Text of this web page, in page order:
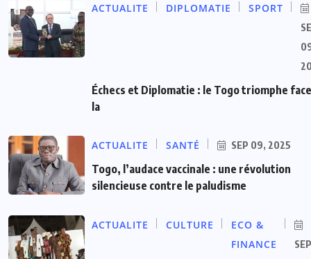
ACTUALITE DIPLOMATIE SPORT
Échecs et Diplomatie : le Togo triomphe
la
ACTUALITE SANTÉ SEP 09, 2025
Togo, l’audace vaccinale : une révolution
silencieuse contre le paludisme
ACTUALITE CULTURE
ECO &
FINANCE
SEP